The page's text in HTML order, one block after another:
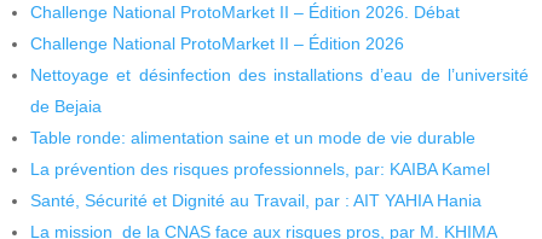
Challenge National ProtoMarket II – Édition 2026. Débat
Challenge National ProtoMarket II – Édition 2026
Nettoyage et désinfection des installations d’eau de l’université
de Bejaia
Table ronde: alimentation saine et un mode de vie durable
La prévention des risques professionnels, par: KAIBA Kamel
Santé, Sécurité et Dignité au Travail, par : AIT YAHIA Hania
La mission de la CNAS face aux risques pros, par M. KHIMA